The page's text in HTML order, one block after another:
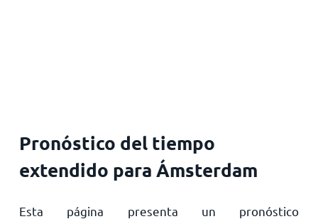
Pronóstico del tiempo
extendido para Ámsterdam
Esta página presenta un pronóstico